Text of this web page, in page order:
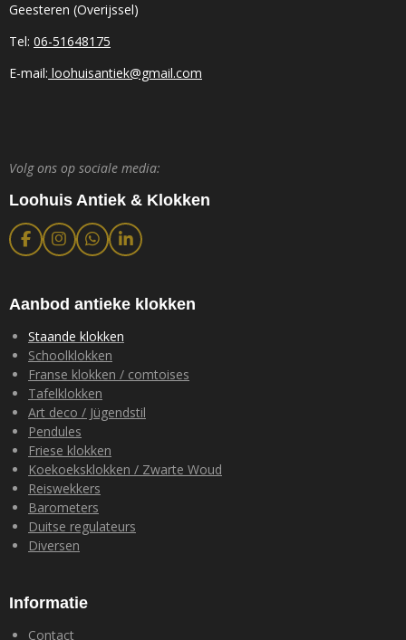
Geesteren (Overijssel)
Tel: 06-51648175
E-mail: loohuisantiek@gmail.com
Volg ons op sociale media:
Loohuis Antiek & Klokken
F
a
b
o
k
I
n
a
r
a
m
W
h
s
p
p
L
i
e
Aanbod antieke klokken
Staande klokken
Schoolklokken
Franse klokken / comtoises
Tafelklokken
Art deco / Jügendstil
Pendules
Friese klokken
Koekoeksklokken / Zwarte Woud
Reiswekkers
Barometers
Duitse regulateurs
Diversen
Informatie
Contact